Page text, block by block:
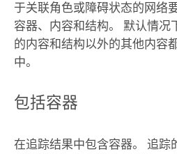
于关联角色或障碍状态的网络
容器、内容和结构。 默认情况
的内容和结构以外的其他内容
中。
包括容器
在追踪结果中包含容器。 追踪